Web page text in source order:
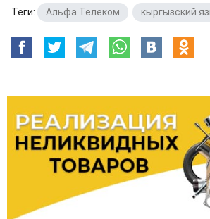
Теги: Альфа Телеком кыргызский